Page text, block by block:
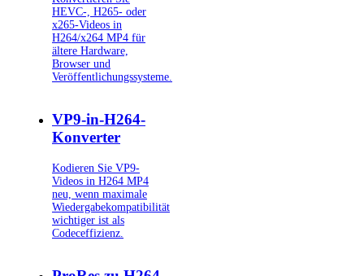
HEVC-, H265- oder
x265-Videos in
H264/x264 MP4 für
ältere Hardware,
Browser und
Veröffentlichungssysteme.
VP9-in-H264-
Konverter
Kodieren Sie VP9-
Videos in H264 MP4
neu, wenn maximale
Wiedergabekompatibilität
wichtiger ist als
Codeceffizienz.